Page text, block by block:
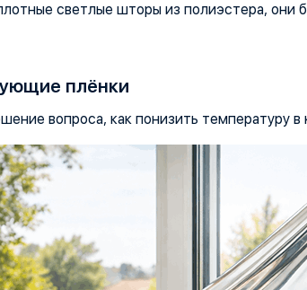
светлые шторы из полиэстера, они
плёнки
вопроса, как понизить температуру в